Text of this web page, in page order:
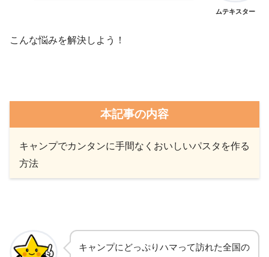
ムテキスター
こんな悩みを解決しよう！
本記事の内容
キャンプでカンタンに手間なくおいしいパスタを作る
方法
キャンプにどっぷりハマって訪れた全国の